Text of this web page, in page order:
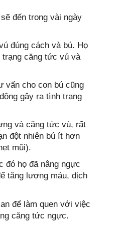
đến trong vài ngày
đúng cách và bú. Họ
trạng căng tức vú và
vấn cho con bú cũng
gây ra tình trạng
và căng tức vú, rất
đột nhiên bú ít hơn
mũi).
đó họ đã nâng ngực
tăng lượng máu, dịch
để làm quen với việc
căng tức ngực.